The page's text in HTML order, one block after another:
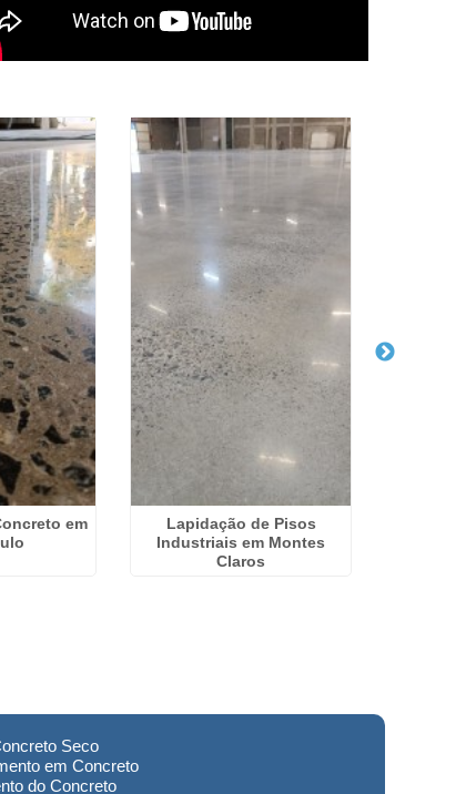
em
Lapidação de Pisos
Industriais em Montes
Claros
Seco
em Concreto
do Concreto